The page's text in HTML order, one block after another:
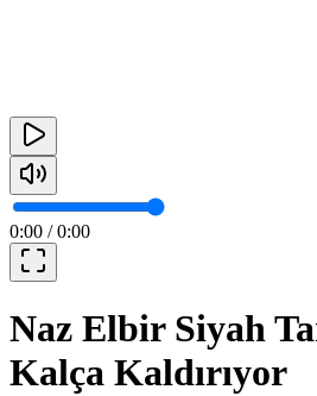
0:00 /0:00
Naz Elbir Siyah
Kalça Kaldırıyor